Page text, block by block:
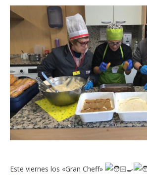
Este viernes los «Gran Cheff»